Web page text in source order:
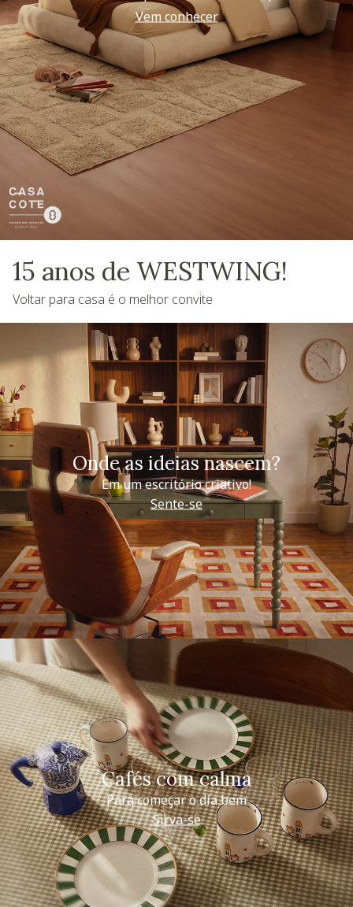
Vem conhecer
15 anos de WESTWING!
Voltar para casa é o melhor convite
Onde as ideias nascem?
Em um escritório criativo!
Sente-se
Cafés com calma
Para começar o dia bem
Sirva-se